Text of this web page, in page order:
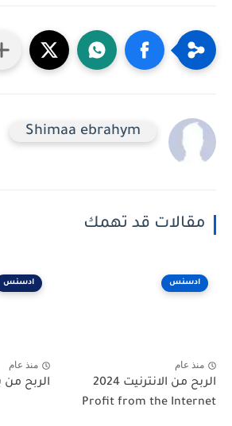
Shimaa ebrahym
مقالات قد تهمك
ادسنس
منذ عام
الربح من الانترنيت 2024
Profit from the Internet
ادسنس
منذ عام
الربح من